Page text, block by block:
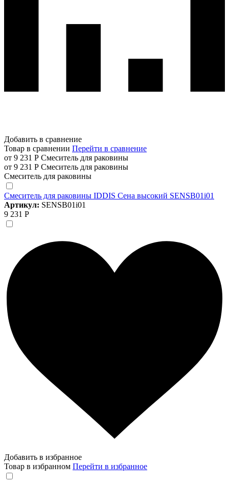
Добавить в сравнение
Товар в сравнении Перейти в сравнение
от 9 231 Р Смеситель для раковины
от 9 231 Р Смеситель для раковины
Смеситель для раковины
Смеситель для раковины IDDIS Сена высокий SENSB01i01
Артикул: SENSB01i01
9 231 Р
Добавить в избранное
Товар в избранном Перейти в избранное